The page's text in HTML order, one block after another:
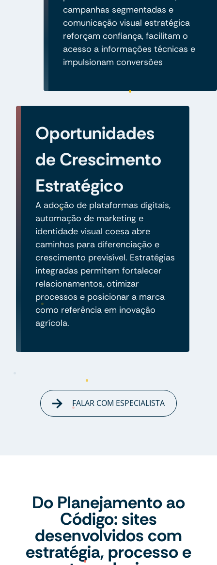
campanhas segmentadas e
comunicação visual estratégica
reforçam confiança, facilitam o
acesso a informações técnicas e
impulsionam conversões
Oportunidades
de Crescimento
Estratégico
A adoção de plataformas digitais,
automação de marketing e
identidade visual coesa abre
caminhos para diferenciação e
crescimento previsível. Estratégias
integradas permitem fortalecer
relacionamentos, otimizar
processos e posicionar a marca
como referência em inovação
agrícola.
FALAR COM ESPECIALISTA
Do Planejamento ao
Código: sites
desenvolvidos com
estratégia, processo e